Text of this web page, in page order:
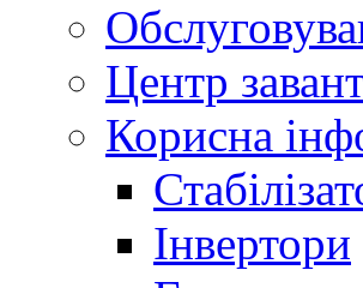
Центр
Корисна
Інвертори